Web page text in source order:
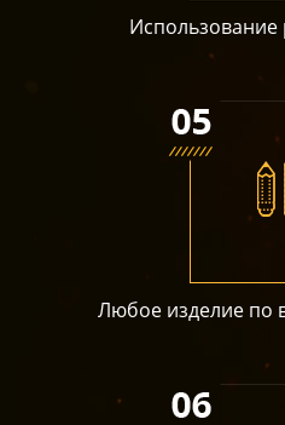
Использование
Любое изделие по